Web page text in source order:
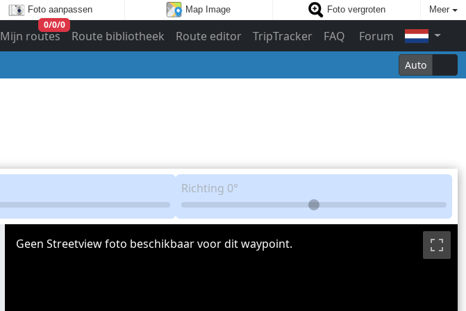
Foto aanpassen Map Image Foto vergroten Meer
Mijn routes
0/0/0
Route bibliotheek Route editor TripTracker FAQ
Forum
Auto
Richting 0°
Geen Streetview foto beschikbaar voor dit waypoint.